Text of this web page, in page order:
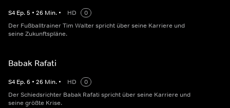
S4 Ep.5 • 26 Min. • HD
0
Der Fußballtrainer Tim Walter spricht über seine Karriere und
seine Zukunftspläne.
Babak Rafati
S4 Ep.6 • 26 Min. • HD
0
Der Schiedsrichter Babak Rafati spricht über seine Karriere und
seine größte Krise.